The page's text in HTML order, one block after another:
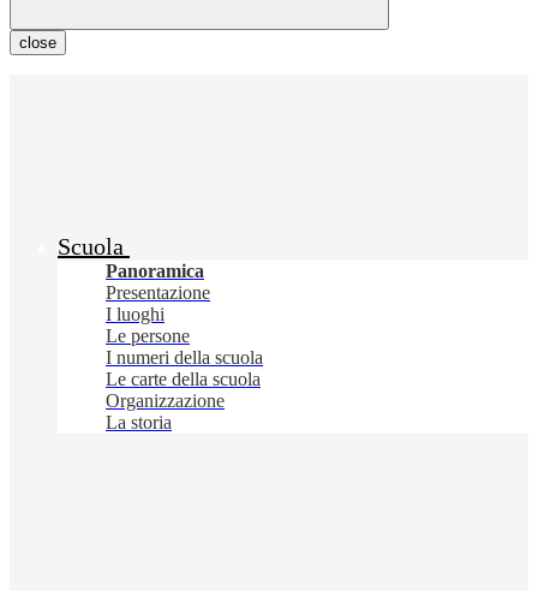
close
Scuola
Panoramica
Presentazione
I luoghi
Le persone
I numeri della scuola
Le carte della scuola
Organizzazione
La storia